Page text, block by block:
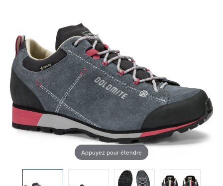
Appuyez pour étendre